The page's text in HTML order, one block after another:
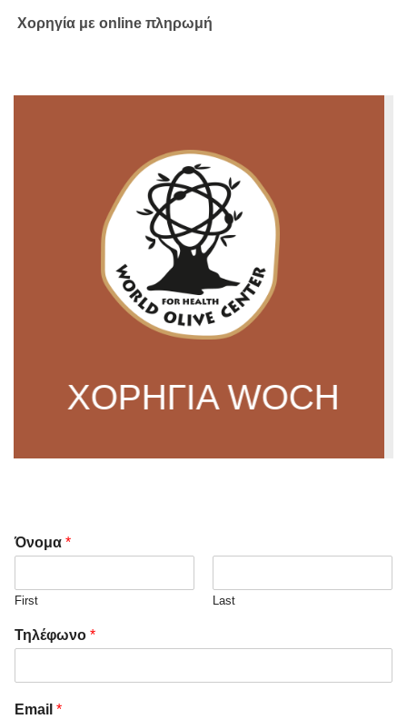
Χορηγία με online πληρωμή
ΧΟΡΗΓΙΑ WOCH
Όνομα *
First Last
Τηλέφωνο *
Email *